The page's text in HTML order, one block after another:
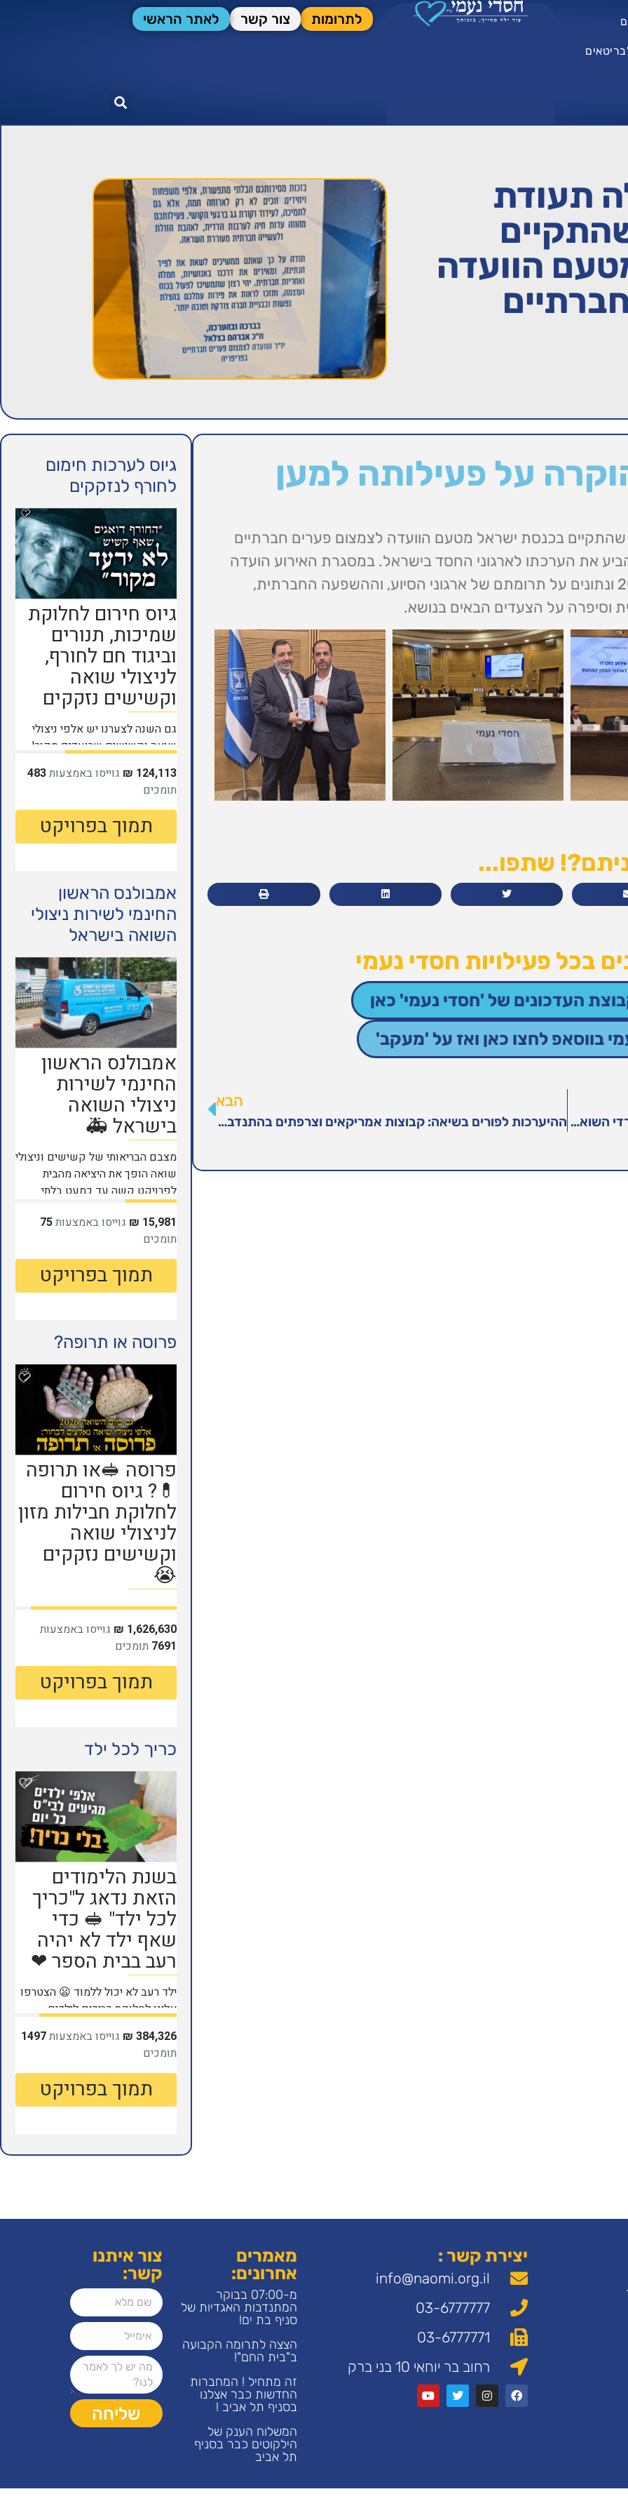
לתרומות צור קשר לאתר הראשי
תעודת
הוועדה
על פעילותה למען
בכנסת ישראל מטעם הוועדה לצמצום פערים חברתיים
את הערכתו לארגוני החסד בישראל. במסגרת האירוע הועדה
הציגה נתונים על מצב העוני בישראל בשנת 2025 ונתונים על תרומתם של ארגוני הסיוע, וההשפעה החברתית,
וסיפרה על הצעדים הבאים בנושא.
שתפו...
בכל פעילויות חסדי נעמי
העדכונים של 'חסדי נעמי' כאן
בווסאפ לחצו כאן ואז על 'מעקב'
חסדי נעמי בוועדה בכנסת במטרה לדון במצבם של שורדי השואה בישראל
הבא
ההיערכות לפורים בשיאה: קבוצות אמריקאים וצרפתים בהתנדבות בסניף תל אביב
גיוס לערכות חימום
לחורף לנזקקים
אמבולנס הראשון
החינמי לשירות ניצולי
השואה בישראל
פרוסה או תרופה?
כריך לכל ילד
יצירת קשר :
info@naomi.org.il
03-6777777
03-6777771
רחוב בר יוחאי 10 בני ברק
מאמרים
אחרונים:
מ-07:00 בבוקר
המתנדבות האגדיות של
סניף בת ים!
הצצה לתרומה הקבועה
ב"בית החם"!
זה מתחיל ! המחברות
החדשות כבר אצלנו
בסניף תל אביב !
המשלוח הענק של
הילקוטים כבר בסניף
תל אביב
צור איתנו
קשר:
שליחה